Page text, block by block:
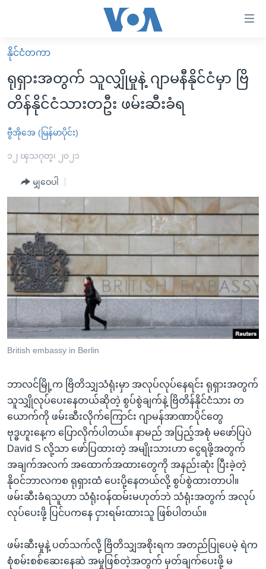
လွယ်ကူ
စေ
သည့်
များ
ပင်မ
ရန်
ပင်မ
အ
ညွန်း
စာမျက်နှာ
သို့
ကျော်
ကြည့်
ရှာဖွေ
ရန်
နေရာ
သို့
ကျော်
ရန်
မူလစာမျက်နှာ
မြန်မာ
ကမ္ဘာ့သတင်းများ
နိုင်ငံတကာ
အစ္စရေး-ပါလက်စတိုင်း
ဗွီဒီယို
အင်္ဂလိပ်စာလေ့လာမယ်
အမေရိကန်သုံးအီဒီယံ
မကြေးမုံရဲ့ အင်္ဂလိပ်စာ
ရုပ်ရှင်ထဲက အင်္ဂလိပ်စာ
သုတပဒေသာ အင်္ဂလိပ်စာ
အပတ်စဉ်ကဏ္ဍများ
ရေဒီယို
တီဗွီ
ရေဒီယိုနှင့်ရုပ်သံ အချက်အလက်များ
ရေဒီယို/တီဗွီအစီအစဉ်
Learning English
ဗွီအိုအေ လူမှုကွန်ယက်များ
ဘာသာစကားများ
နိုင်ငံတကာ
ရုရှားအတွက် သူလျှိုမှုနဲ့ ဂျာမနီနိုင်ငံမှာ ဗြိ
တိန်နိုင်ငံသားတဦး ဖမ်းဆီးခံရ
ဗွီအိုအေ (မြန်မာပိုင်း)
၁၂ ၾသဂုတ္၊ ၂၀၂၁
မျှဝေပါ
British embassy in Berlin
ဘာလင်မြို့က ဗြိတိသျှသံရုံးမှာ အလုပ်လုပ်နေရင်း ရုရှားအတွက်
သူသျှိုလုပ်ပေးနေတယ်ဆိုတဲ့ စွပ်စွဲချက်နဲ့ ဗြိတိန်နိုင်ငံသား တ
ယောက်ကို ဖမ်းဆီးလိုက်ကြောင်း ဂျာမန်အာဏာပိုင်တွေ
ဗုဒ္ဓဟူးနေ့က ပြောလိုက်ပါတယ်။ နာမည် အပြည့်အစုံ မဖော်ပြပဲ
David S လို့သာ ဖော်ပြထားတဲ့ အမျိုးသားဟာ ငွေရဖို့အတွက်
အချက်အလက် အထောက်အထားတွေကို အနည်းဆုံး ပြီးခဲ့တဲ့
နိုဝင်ဘာလကစ ရုရှားထံ ပေးပို့နေတယ်လို့ စွပ်စွဲထားတာပါ။
ဖမ်းဆီးခံရသူဟာ သံရုံးဝန်ထမ်းမဟုတ်ဘဲ သံရုံးအတွက် အလုပ်
လုပ်ပေးဖို့ ပြင်ပကနေ ငှားရမ်းထားသူ ဖြစ်ပါတယ်။
ဖမ်းဆီးမှုနဲ့ ပတ်သက်လို့ ဗြိတိသျှအစိုးရက အတည်ပြုပေမဲ့ ရဲက
စုံစမ်းစစ်ဆေးနေဆဲ အမှုဖြစ်တဲ့အတွက် မှတ်ချက်ပေးဖို့ မ